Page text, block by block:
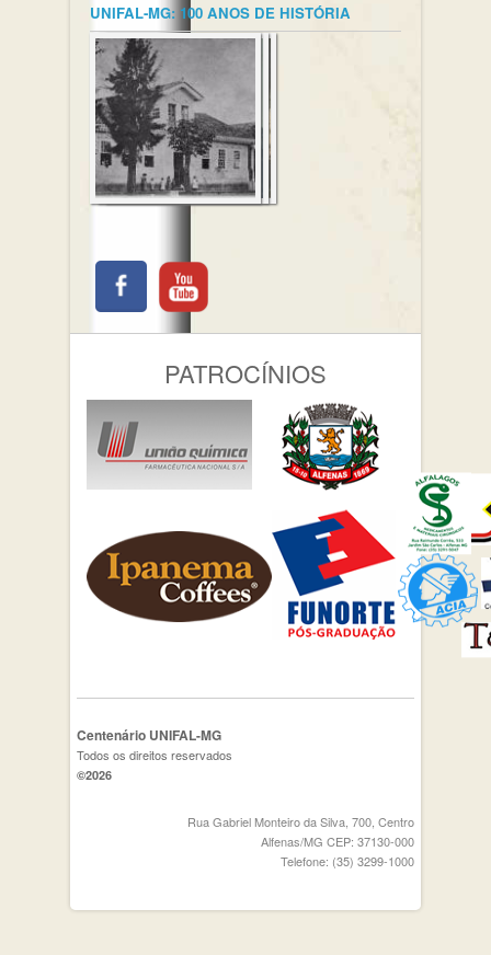
UNIFAL-MG: 100 ANOS DE HISTÓRIA
PATROCÍNIOS
Centenário UNIFAL-MG
Todos os direitos reservados
©2026
Rua Gabriel Monteiro da Silva, 700, Centro
Alfenas/MG CEP: 37130-000
Telefone: (35) 3299-1000